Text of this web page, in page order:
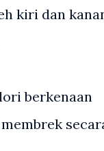
kiri dan
berkenaan